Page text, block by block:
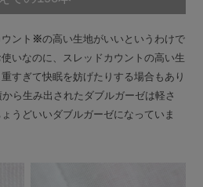
ント ※の高い生地がいいというわけで
いなのに、スレッドカウントの高い生
すぎて快眠を妨げたりする場合もあり
ら生み出されたダブルガーゼは軽さ
うどいいダブルガーゼになっていま